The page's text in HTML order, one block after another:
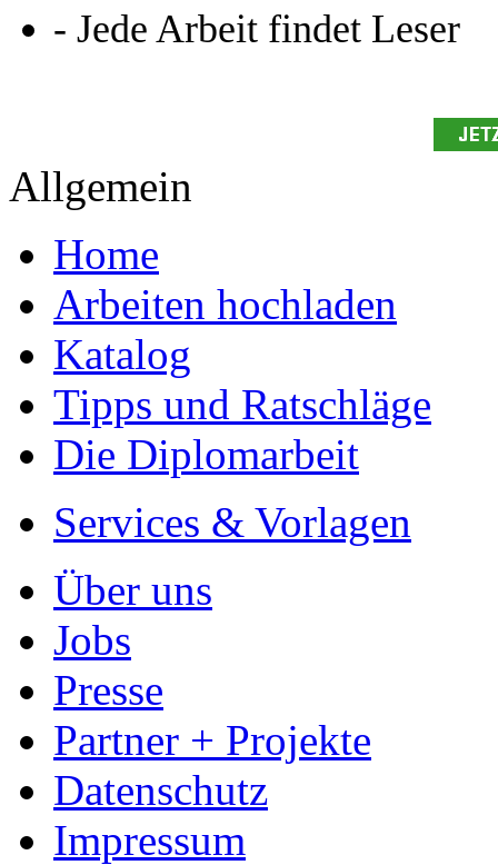
- Jede Arbeit findet Leser
Allgemein
Home
Arbeiten hochladen
Katalog
Tipps und Ratschläge
Die Diplomarbeit
Services & Vorlagen
Über uns
Jobs
Presse
Partner + Projekte
Datenschutz
Impressum